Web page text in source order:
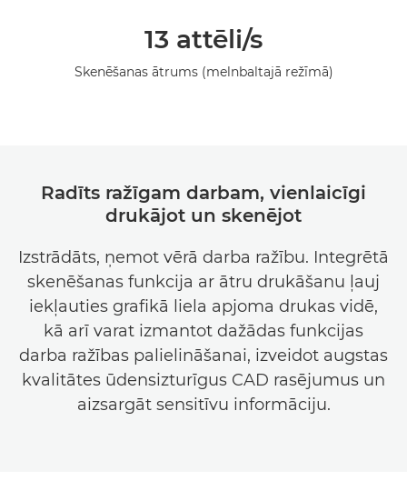
13 attēli/s
Skenēšanas ātrums (melnbaltajā režīmā)
Radīts ražīgam darbam, vienlaicīgi
drukājot un skenējot
Izstrādāts, ņemot vērā darba ražību. Integrētā
skenēšanas funkcija ar ātru drukāšanu ļauj
iekļauties grafikā liela apjoma drukas vidē,
kā arī varat izmantot dažādas funkcijas
darba ražības palielināšanai, izveidot augstas
kvalitātes ūdensizturīgus CAD rasējumus un
aizsargāt sensitīvu informāciju.